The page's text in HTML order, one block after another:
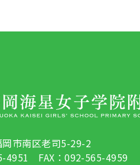
市南区老司5-29-2
4951 FAX：092-565-4959